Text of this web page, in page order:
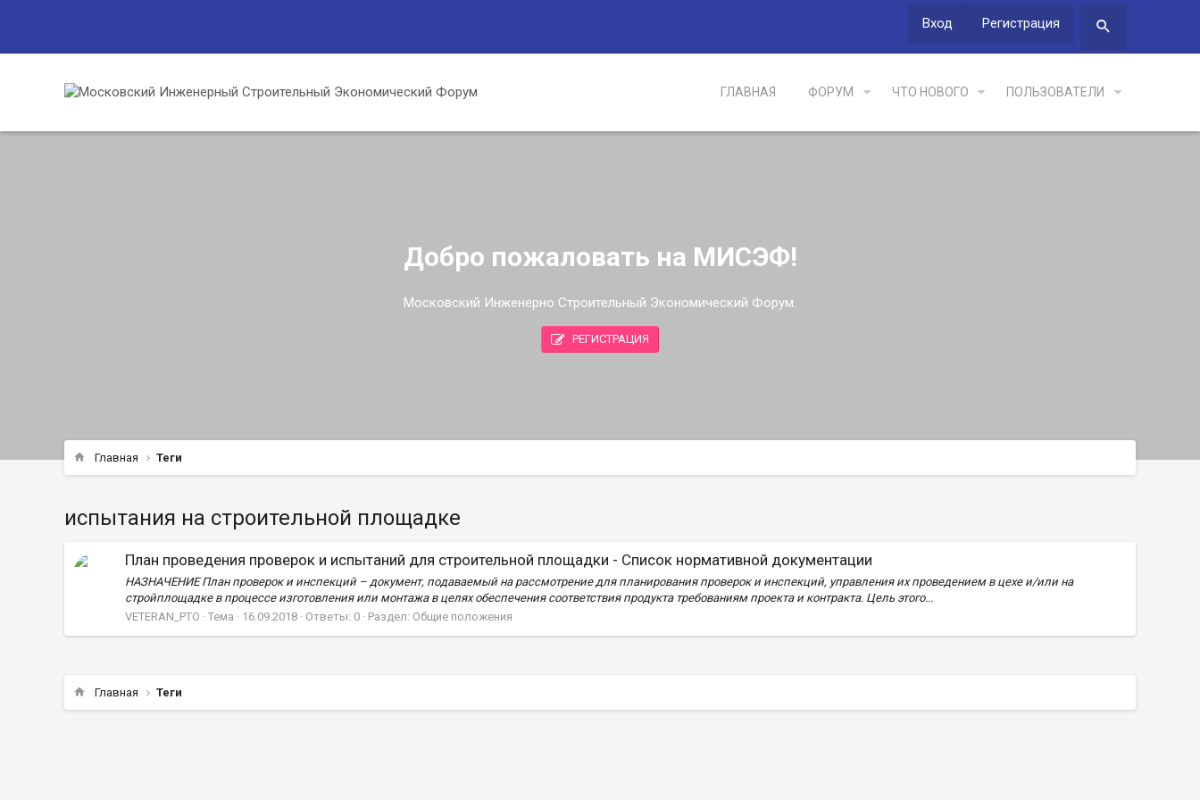
Вход Регистрация
ГЛАВНАЯ ФОРУМ ЧТО НОВОГО ПОЛЬЗОВАТЕЛИ
Добро пожаловать на МИСЭФ!
Московский Инженерно Строительный Экономический Форум.
РЕГИСТРАЦИЯ
Главная Теги
испытания на строительной площадке
План проведения проверок и испытаний для строительной площадки - Список нормативной документации
НАЗНАЧЕНИЕ План проверок и инспекций – документ, подаваемый на рассмотрение для планирования проверок и инспекций, управления их проведением в цехе и/или на
стройплощадке в процессе изготовления или монтажа в целях обеспечения соответствия продукта требованиям проекта и контракта. Цель этого...
VETERAN_PTO
Тема 16.09.2018 Ответы: 0 Раздел: Общие положения
Главная Теги